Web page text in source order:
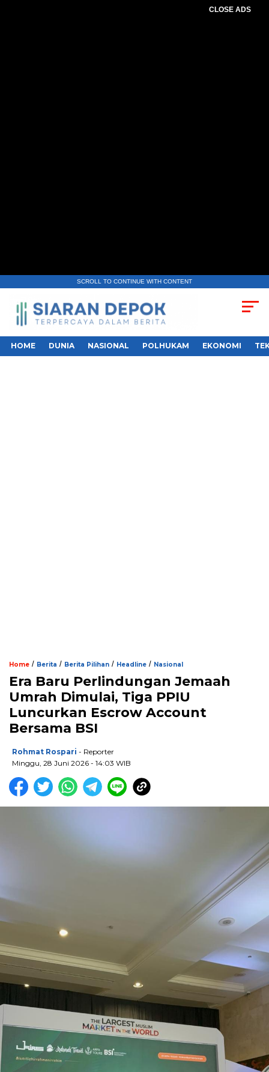
CLOSE ADS
SCROLL TO CONTINUE WITH CONTENT
HOME DUNIA NASIONAL POLHUKAM EKONOMI
Home / Berita / Berita Pilihan / Headline / Nasional
Era Baru Perlindungan Jemaah
Umrah Dimulai, Tiga PPIU
Luncurkan Escrow Account
Bersama BSI
Rohmat Rospari - Reporter
Minggu, 28 Juni 2026 - 14:03 WIB